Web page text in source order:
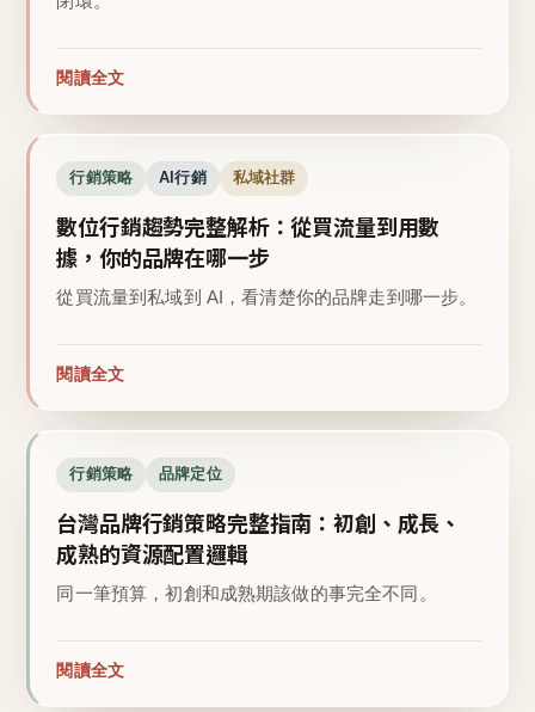
閱讀全文
行銷策略 AI行銷 私域社群
數位行銷趨勢完整解析：從買流量到用數
據，你的品牌在哪一步
從買流量到私域到 AI，看清楚你的品牌走到哪一步。
閱讀全文
行銷策略 品牌定位
台灣品牌行銷策略完整指南：初創、成長、
成熟的資源配置邏輯
同一筆預算，初創和成熟期該做的事完全不同。
閱讀全文